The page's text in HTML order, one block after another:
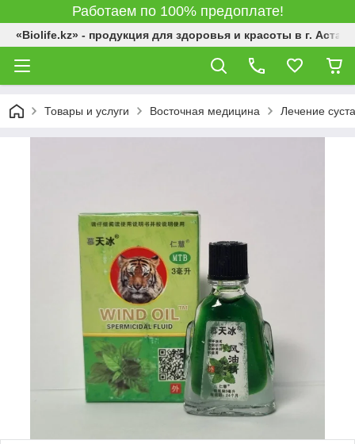
Работаем по 100% предоплате!
«Biolife.kz» - продукция для здоровья и красоты в г. Астана
Товары и услуги Восточная медицина Лечение